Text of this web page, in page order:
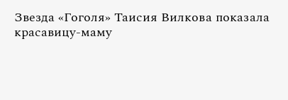
Звезда «Гоголя» Таисия Вилкова показала
красавицу-маму